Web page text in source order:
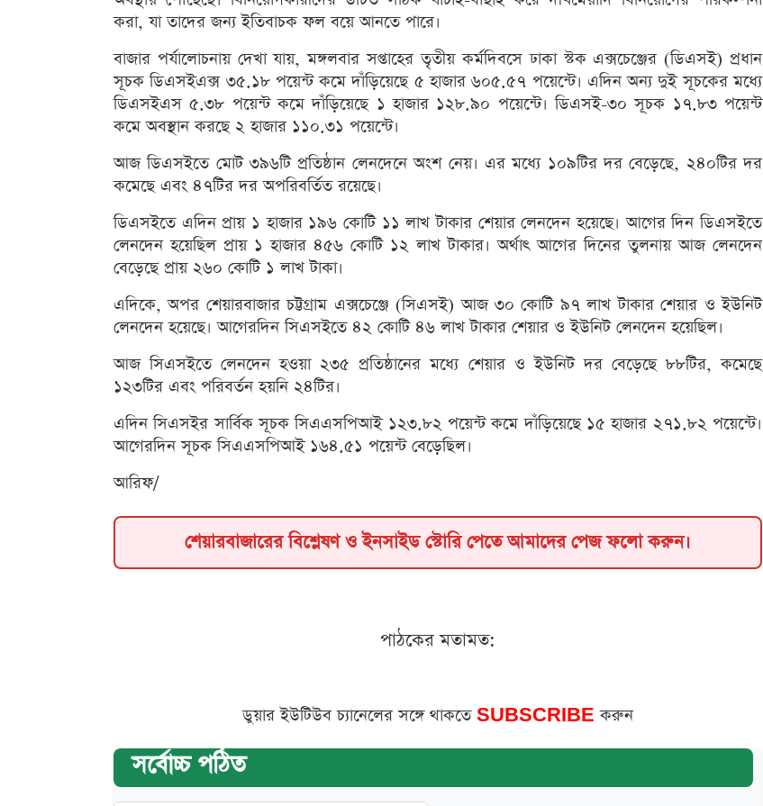
করা, যা তাদের জন্য ইতিবাচক ফল বয়ে আনতে পারে।
বাজার পর্যালোচনায় দেখা যায়, মঙ্গলবার সপ্তাহের তৃতীয় কর্মদিবসে ঢাকা স্টক এক্সচেঞ্জের (ডিএসই) প্রধান
সূচক ডিএসইএক্স ৩৫.১৮ পয়েন্ট কমে দাঁড়িয়েছে ৫ হাজার ৬০৫.৫৭ পয়েন্টে। এদিন অন্য দুই সূচকের মধ্যে
ডিএসইএস ৫.৩৮ পয়েন্ট কমে দাঁড়িয়েছে ১ হাজার ১২৮.৯০ পয়েন্টে। ডিএসই-৩০ সূচক ১৭.৮৩ পয়েন্ট
কমে অবস্থান করছে ২ হাজার ১১০.৩১ পয়েন্টে।
আজ ডিএসইতে মোট ৩৯৬টি প্রতিষ্ঠান লেনদেনে অংশ নেয়। এর মধ্যে ১০৯টির দর বেড়েছে, ২৪০টির দর
কমেছে এবং ৪৭টির দর অপরিবর্তিত রয়েছে।
ডিএসইতে এদিন প্রায় ১ হাজার ১৯৬ কোটি ১১ লাখ টাকার শেয়ার লেনদেন হয়েছে। আগের দিন ডিএসইতে
লেনদেন হয়েছিল প্রায় ১ হাজার ৪৫৬ কোটি ১২ লাখ টাকার। অর্থাৎ আগের দিনের তুলনায় আজ লেনদেন
বেড়েছে প্রায় ২৬০ কোটি ১ লাখ টাকা।
এদিকে, অপর শেয়ারবাজার চট্টগ্রাম এক্সচেঞ্জে (সিএসই) আজ ৩০ কোটি ৯৭ লাখ টাকার শেয়ার ও ইউনিট
লেনদেন হয়েছে। আগেরদিন সিএসইতে ৪২ কোটি ৪৬ লাখ টাকার শেয়ার ও ইউনিট লেনদেন হয়েছিল।
আজ সিএসইতে লেনদেন হওয়া ২৩৫ প্রতিষ্ঠানের মধ্যে শেয়ার ও ইউনিট দর বেড়েছে ৮৮টির, কমেছে
১২৩টির এবং পরিবর্তন হয়নি ২৪টির।
এদিন সিএসইর সার্বিক সূচক সিএএসপিআই ১২৩.৮২ পয়েন্ট কমে দাঁড়িয়েছে ১৫ হাজার ২৭১.৮২ পয়েন্টে।
আগেরদিন সূচক সিএএসপিআই ১৬৪.৫১ পয়েন্ট বেড়েছিল।
আরিফ/
শেয়ারবাজারের বিশ্লেষণ ও ইনসাইড স্টোরি পেতে আমাদের পেজ ফলো করুন।
পাঠকের মতামত:
ডুয়ার ইউটিউব চ্যানেলের সঙ্গে থাকতে SUBSCRIBEকরুন
সর্বোচ্চ পঠিত